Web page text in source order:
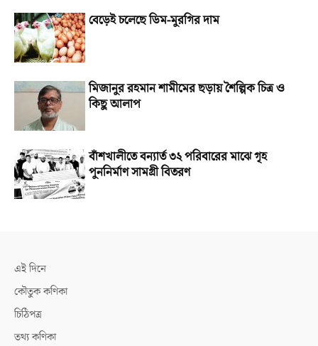
বেড়েই চলেছে ডিম-মুরগির দাম
মিজানুর রহমান শামীমের ছড়ায় শৈল্পিক চিত্র ও
কিছু আলাপ
বাঁশখালীতে বন্যার্ত ৩২ পরিবারের মাঝে গৃহ
পুননির্মাণ সামগ্রী বিতরণ
এই দিনে
কৌতুক কণিকা
চিঠিপত্র
তথ্য কণিকা